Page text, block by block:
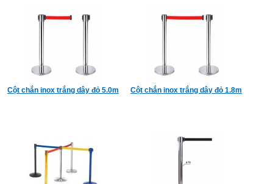
Cột chắn inox trắng dây đỏ 5.0m Cột chắn inox trắng dây đỏ 1.8m